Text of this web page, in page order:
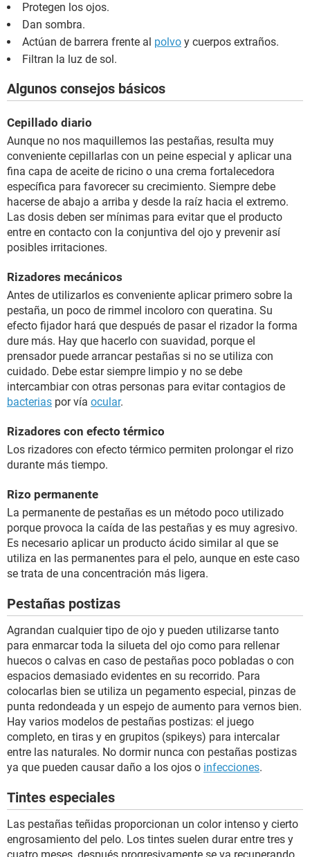
Protegen los ojos.
Dan sombra.
Actúan de barrera frente al polvo y cuerpos extraños.
Filtran la luz de sol.
Algunos consejos básicos
Cepillado diario
Aunque no nos maquillemos las pestañas, resulta muy
conveniente cepillarlas con un peine especial y aplicar una
fina capa de aceite de ricino o una crema fortalecedora
específica para favorecer su crecimiento. Siempre debe
hacerse de abajo a arriba y desde la raíz hacia el extremo.
Las dosis deben ser mínimas para evitar que el producto
entre en contacto con la conjuntiva del ojo y prevenir así
posibles irritaciones.
Rizadores mecánicos
Antes de utilizarlos es conveniente aplicar primero sobre la
pestaña, un poco de rimmel incoloro con queratina. Su
efecto fijador hará que después de pasar el rizador la forma
dure más. Hay que hacerlo con suavidad, porque el
prensador puede arrancar pestañas si no se utiliza con
cuidado. Debe estar siempre limpio y no se debe
intercambiar con otras personas para evitar contagios de
bacterias por vía ocular.
Rizadores con efecto térmico
Los rizadores con efecto térmico permiten prolongar el rizo
durante más tiempo.
Rizo permanente
La permanente de pestañas es un método poco utilizado
porque provoca la caída de las pestañas y es muy agresivo.
Es necesario aplicar un producto ácido similar al que se
utiliza en las permanentes para el pelo, aunque en este caso
se trata de una concentración más ligera.
Pestañas postizas
Agrandan cualquier tipo de ojo y pueden utilizarse tanto
para enmarcar toda la silueta del ojo como para rellenar
huecos o calvas en caso de pestañas poco pobladas o con
espacios demasiado evidentes en su recorrido. Para
colocarlas bien se utiliza un pegamento especial, pinzas de
punta redondeada y un espejo de aumento para vernos bien.
Hay varios modelos de pestañas postizas: el juego
completo, en tiras y en grupitos (spikeys) para intercalar
entre las naturales. No dormir nunca con pestañas postizas
ya que pueden causar daño a los ojos o infecciones.
Tintes especiales
Las pestañas teñidas proporcionan un color intenso y cierto
engrosamiento del pelo. Los tintes suelen durar entre tres y